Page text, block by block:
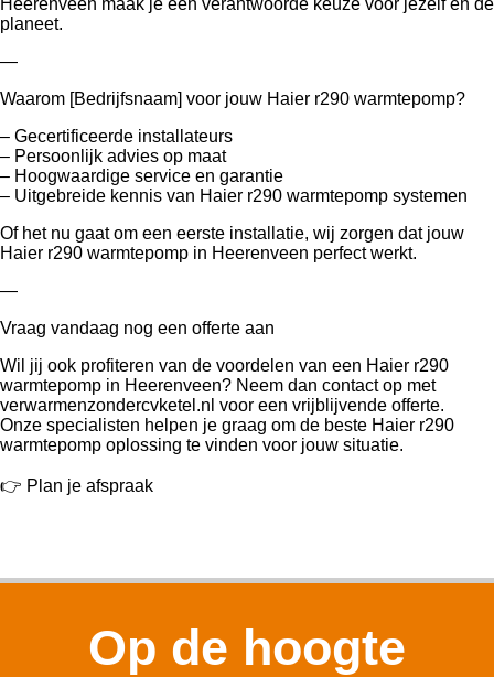
planeet.
—
Waarom [Bedrijfsnaam] voor jouw Haier r290 warmtepomp?
– Gecertificeerde installateurs
– Persoonlijk advies op maat
– Hoogwaardige service en garantie
– Uitgebreide kennis van Haier r290 warmtepomp systemen
Of het nu gaat om een eerste installatie, wij zorgen dat jouw
Haier r290 warmtepomp in Heerenveen perfect werkt.
—
Vraag vandaag nog een offerte aan
Wil jij ook profiteren van de voordelen van een Haier r290
warmtepomp in Heerenveen? Neem dan contact op met
verwarmenzondercvketel.nl voor een vrijblijvende offerte.
Onze specialisten helpen je graag om de beste Haier r290
warmtepomp oplossing te vinden voor jouw situatie.
👉 Plan je afspraak
Op de hoogte